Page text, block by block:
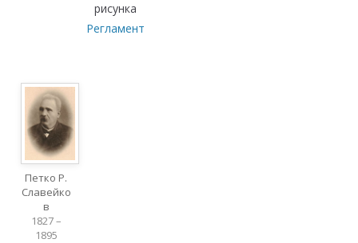
рисунка
Регламент
Петко Р.
Славейко
в
1827 –
1895